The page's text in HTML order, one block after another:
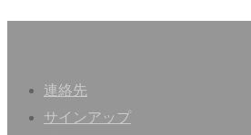
連絡先
サインアップ